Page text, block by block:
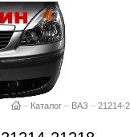
– Каталог – ВАЗ – 21214-